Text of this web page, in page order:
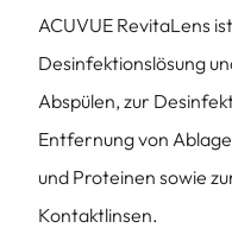
ACUVUE RevitaLens
Desinfektionslösung
Abspülen, zur
Entfernung von
und Proteinen sowie
Kontaktlinsen.